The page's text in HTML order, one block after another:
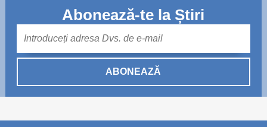
Abonează-te la Știri
ABONEAZĂ